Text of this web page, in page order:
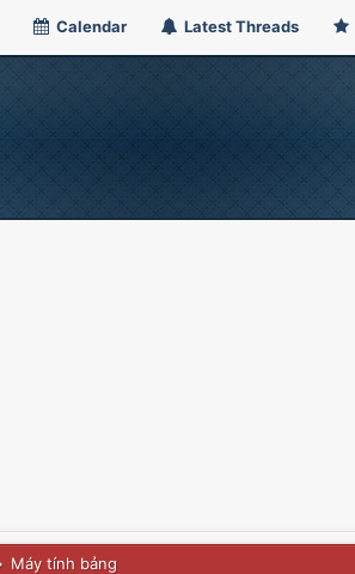
Calendar Latest Threads
Máy tính bảng